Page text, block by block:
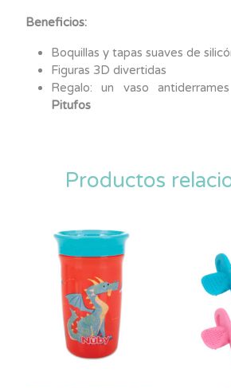
Beneficios:
Boquillas y tapas suaves de
Figuras 3D divertidas
Regalo: un vaso
Pitufos
Productos